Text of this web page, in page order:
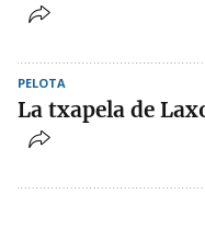
PELOTA
La txapela de